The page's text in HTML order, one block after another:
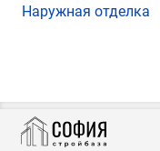
Наружная отделка